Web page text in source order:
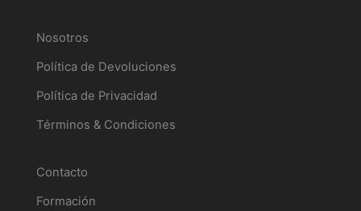
Nosotros
Política de Devoluciones
Política de Privacidad
Términos & Condiciones
Contacto
Formación